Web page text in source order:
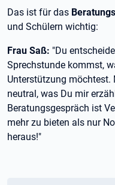
Das ist für das
und Schülern wichtig:
Frau Saß: "Du
Sprechstunde kommst,
Unterstützung
neutral, was Du mir
Beratungsgespräch ist
mehr zu bieten als nur
heraus!"